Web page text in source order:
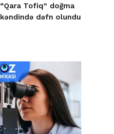
“Qara Tofiq” doğma
kəndində dəfn olundu